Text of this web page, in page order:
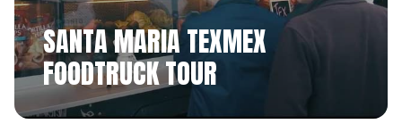
SANTA MARIA TEXMEX
FOODTRUCK TOUR